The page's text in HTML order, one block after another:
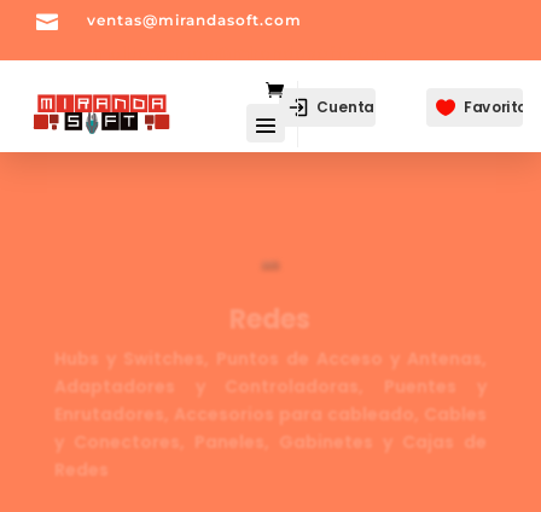
 ventas@mirandasoft.com
Cuenta  Favoritos
Redes
Hubs y Switches, Puntos de Acceso y Antenas,
Adaptadores y Controladoras, Puentes y
Enrutadores, Accesorios para cableado, Cables
y Conectores, Paneles, Gabinetes y Cajas de
Redes